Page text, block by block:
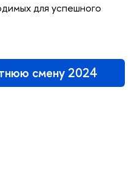
для успешного
смену 2024